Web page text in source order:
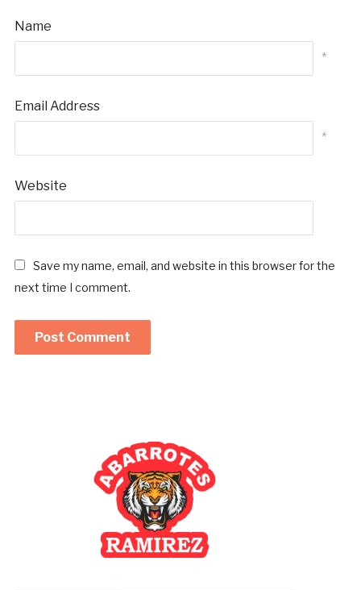
Name
*
Email Address
*
Website
Save my name, email, and website in this browser for the
next time I comment.